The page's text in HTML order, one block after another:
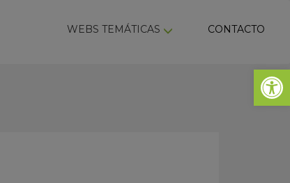
Abrir
WEBS TEMÁTICAS CONTACTO